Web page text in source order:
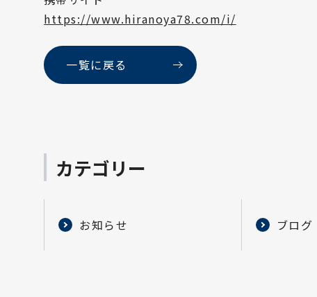
https://www.hiranoya78.com/i/
一覧に戻る
カテゴリー
お知らせ ブログ